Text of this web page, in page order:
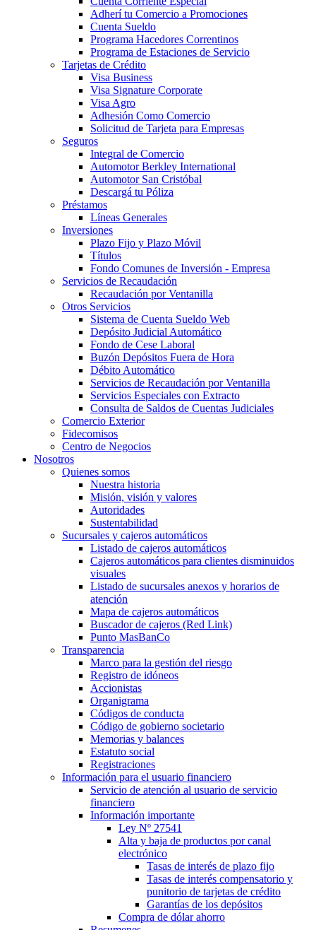
Adherí tu Comercio a Promociones
Cuenta Sueldo
Programa Hacedores Correntinos
Programa de Estaciones de Servicio
Tarjetas de Crédito
Visa Business
Visa Signature Corporate
Visa Agro
Adhesión Como Comercio
Solicitud de Tarjeta para Empresas
Seguros
Integral de Comercio
Automotor Berkley International
Automotor San Cristóbal
Descargá tu Póliza
Préstamos
Líneas Generales
Inversiones
Plazo Fijo y Plazo Móvil
Títulos
Fondo Comunes de Inversión - Empresa
Servicios de Recaudación
Recaudación por Ventanilla
Otros Servicios
Sistema de Cuenta Sueldo Web
Depósito Judicial Automático
Fondo de Cese Laboral
Buzón Depósitos Fuera de Hora
Débito Automático
Servicios de Recaudación por Ventanilla
Servicios Especiales con Extracto
Consulta de Saldos de Cuentas Judiciales
Comercio Exterior
Fidecomisos
Centro de Negocios
Nosotros
Quienes somos
Nuestra historia
Misión, visión y valores
Autoridades
Sustentabilidad
Sucursales y cajeros automáticos
Listado de cajeros automáticos
Cajeros automáticos para clientes disminuidos
visuales
Listado de sucursales anexos y horarios de
atención
Mapa de cajeros automáticos
Buscador de cajeros (Red Link)
Punto MasBanCo
Transparencia
Marco para la gestión del riesgo
Registro de idóneos
Accionistas
Organigrama
Códigos de conducta
Código de gobierno societario
Memorias y balances
Estatuto social
Registraciones
Información para el usuario financiero
Servicio de atención al usuario de servicio
financiero
Información importante
Ley Nº 27541
Alta y baja de productos por canal
electrónico
Tasas de interés de plazo fijo
Tasas de interés compensatorio y
punitorio de tarjetas de crédito
Garantías de los depósitos
Compra de dólar ahorro